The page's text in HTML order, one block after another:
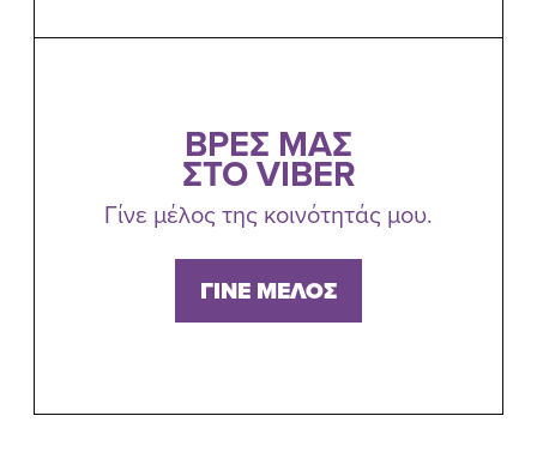
ΒΡΕΣ ΜΑΣ
ΣΤΟ VIBER
Γίνε μέλος της κοινότητάς μου.
ΓΙΝΕ ΜΕΛΟΣ